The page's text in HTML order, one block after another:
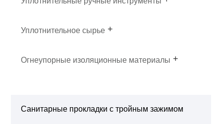
Уплотнительное сырье
Огнеупорные изоляционные материалы
Санитарные прокладки с тройным зажимом